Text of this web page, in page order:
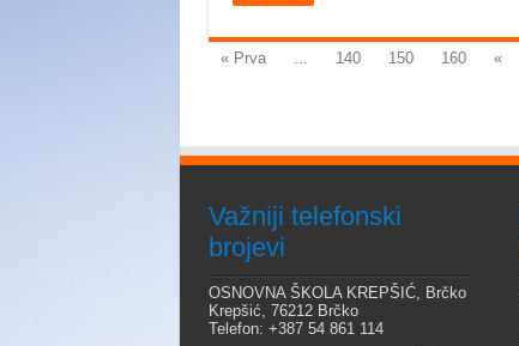
« Prva 140 150 160 «
Važniji telefonski
brojevi
OSNOVNA ŠKOLA KREPŠIĆ, Brčko
Krepšić, 76212 Brčko
Telefon: +387 54 861 114